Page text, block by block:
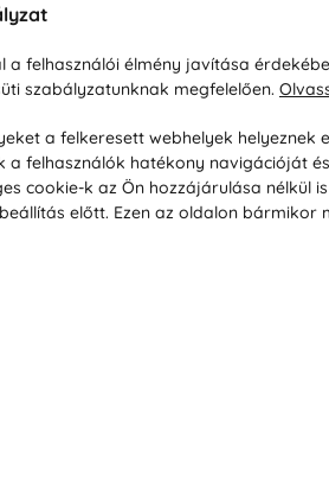
Reklamáció / Áru visszaküldése
Szállítás és fizetés
Üzleti feltételek
Visszaküldési politika
a felhasználói élmény javítása
szabályzatunknak megfelelően.
a felkeresett webhelyek
a felhasználók hatékony navigációját
cookie-k az Ön hozzájárulása nélkül
előtt. Ezen az oldalon